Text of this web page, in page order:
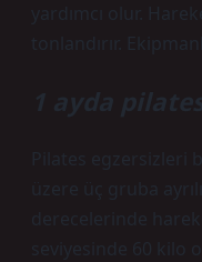
yardımcı olur.
tonlandırır.
1 ayda
Pilates egzersizleri
üzere üç gruba
derecelerinde
seviyesinde 60 kilo